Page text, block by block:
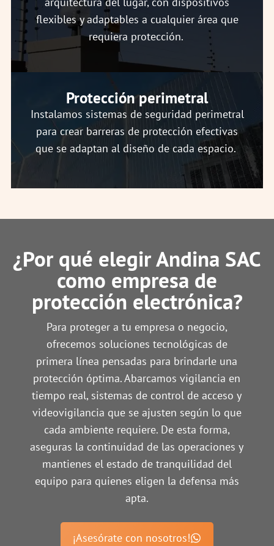
flexibles y adaptables a cualquier área que
requiera protección.
Protección perimetral
Instalamos sistemas de seguridad perimetral
para crear barreras de protección efectivas
que se adaptan al diseño de cada espacio.
¿Por qué elegir Andina SAC
como empresa de
protección electrónica?
Para proteger a tu empresa o negocio,
ofrecemos soluciones tecnológicas de
primera línea pensadas para brindarle una
protección óptima. Abarcamos vigilancia en
tiempo real, sistemas de control de acceso y
videovigilancia que se ajusten según lo que
cada ambiente requiere. De esta forma,
aseguras la continuidad de las operaciones y
mantienes el estado de tranquilidad del
equipo para quienes eligen la defensa más
apta.
¡Asesórate con nosotros!